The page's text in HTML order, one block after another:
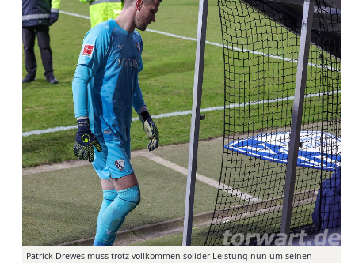
Patrick Drewes muss trotz vollkommen solider Leistung nun um seinen